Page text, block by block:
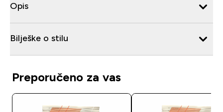
Opis
Bilješke o stilu
Preporučeno za vas